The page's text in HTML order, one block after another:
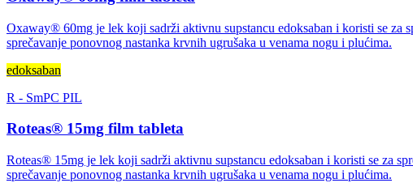
Oxaway® 60mg je lek koji sadrži aktivnu supstancu edoksaban i koristi se za
sprečavanje ponovnog nastanka krvnih ugrušaka u venama nogu i plućima.
edoksaban
R - SmPC PIL
Roteas® 15mg film tableta
Roteas® 15mg je lek koji sadrži aktivnu supstancu edoksaban i koristi se za
sprečavanje ponovnog nastanka krvnih ugrušaka u venama nogu i plućima.